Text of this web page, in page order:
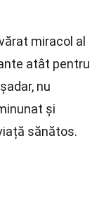
miracol al
atât pentru
nu
și
sănătos.